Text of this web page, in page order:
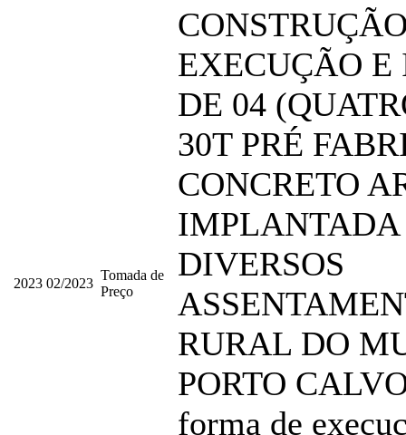
2023 02/2023
Tomada de
Preço
EXECUÇÃO
DE 04
30T PRÉ
CONCRETO
DIVERSOS
RURAL DO
PORTO
forma de